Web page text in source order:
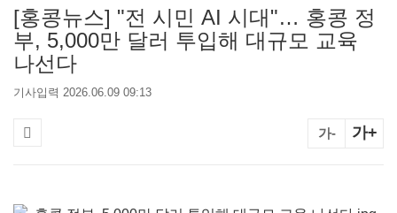
[홍콩뉴스] "전 시민 AI 시대"… 홍콩 정
부, 5,000만 달러 투입해 대규모 교육
나선다
기사입력 2026.06.09 09:13
가- 가+